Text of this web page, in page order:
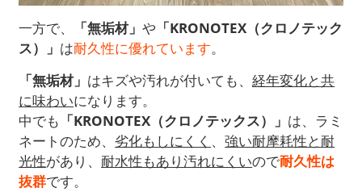
一方で、 「無垢材」や 「KRONOTEX（クロノテック
ス）」 は耐久性に優れています。
「無垢材」 はキズや汚れが付いても、経年変化と共
に味わいになります。
中でも 「KRONOTEX（クロノテックス）」 は、ラミ
ネートのため、劣化もしにくく 、強い耐摩耗性と耐
光性があり、 耐水性もあり汚れにくいので耐久性は
抜群です。